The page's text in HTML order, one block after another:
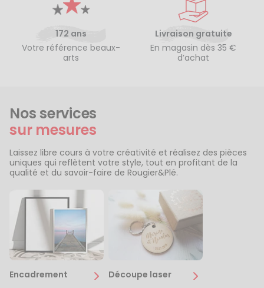
172 ans
Votre référence beaux-
arts
Livraison gratuite
En magasin dès 35 €
d’achat
Nos services
sur mesures
Laissez libre cours à votre créativité et réalisez des pièces
uniques qui reflètent votre style, tout en profitant de la
qualité et du savoir-faire de Rougier&Plé.
Encadrement Découpe laser